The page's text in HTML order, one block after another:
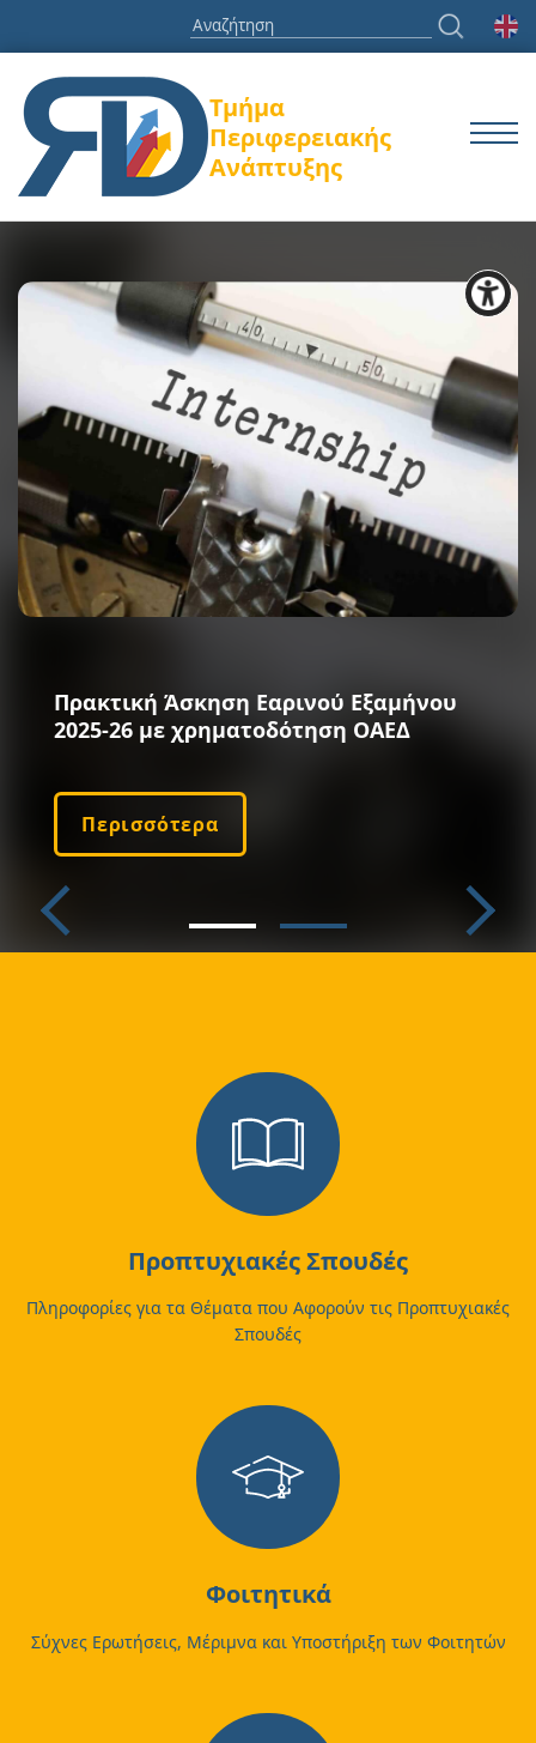
Τμήμα
Περιφερειακής
Ανάπτυξης
Πρακτική Άσκηση Εαρινού Εξαμήνου
2025-26 με χρηματοδότηση ΟΑΕΔ
Περισσότερα
Προπτυχιακές Σπουδές
Πληροφορίες για τα Θέματα που Αφορούν τις Προπτυχιακές
Σπουδές
Φοιτητικά
Σύχνες Ερωτήσεις, Μέριμνα και Υποστήριξη των Φοιτητών